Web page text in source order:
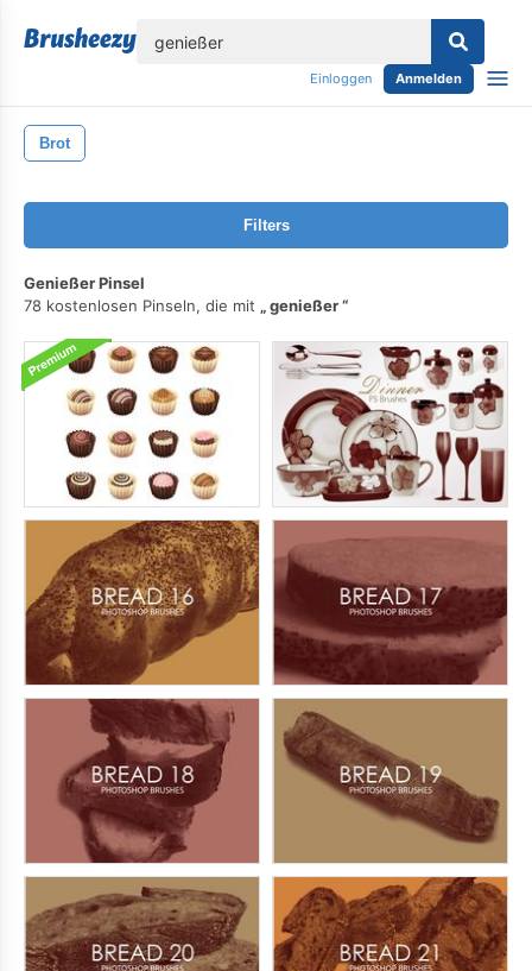
Einloggen Anmelden
Brot
Filters
Genießer Pinsel
78 kostenlosen Pinseln, die mit
genießer